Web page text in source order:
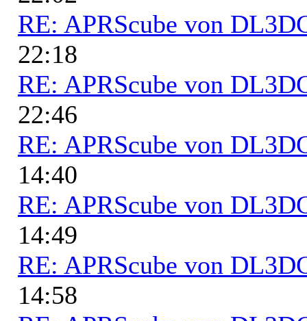
RE: APRScube von
22:18
RE: APRScube von
22:46
RE: APRScube von
14:40
RE: APRScube von
14:49
RE: APRScube von
14:58